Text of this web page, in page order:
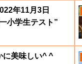
年11月3日
小学生テスト”
に美味しい^ ^